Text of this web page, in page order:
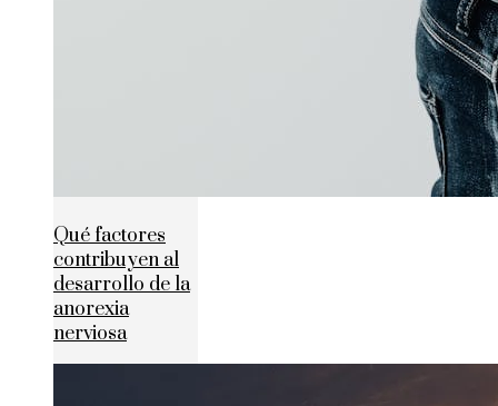
Qué factores
contribuyen al
desarrollo de la
anorexia
nerviosa